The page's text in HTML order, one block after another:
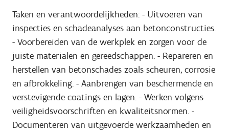
Taken en verantwoordelijkheden: - Uitvoeren van
inspecties en schadeanalyses aan betonconstructies.
- Voorbereiden van de werkplek en zorgen voor de
juiste materialen en gereedschappen. - Repareren en
herstellen van betonschades zoals scheuren, corrosie
en afbrokkeling. - Aanbrengen van beschermende en
verstevigende coatings en lagen. - Werken volgens
veiligheidsvoorschriften en kwaliteitsnormen. -
Documenteren van uitgevoerde werkzaamheden en